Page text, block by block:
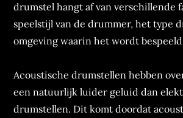
drumstel hangt af van verschillende
speelstijl van de drummer, het type
omgeving waarin het wordt
Acoustische drumstellen hebben
een natuurlijk luider geluid dan
drumstellen. Dit komt doordat